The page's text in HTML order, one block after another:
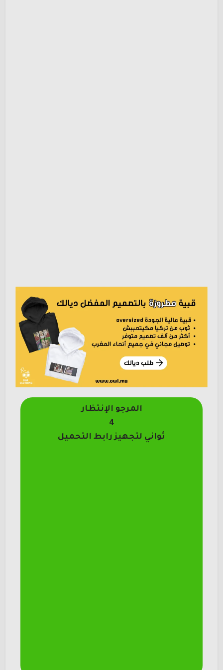
المرجو الإنتظار
4
ثواني لتجهيز رابط التحميل